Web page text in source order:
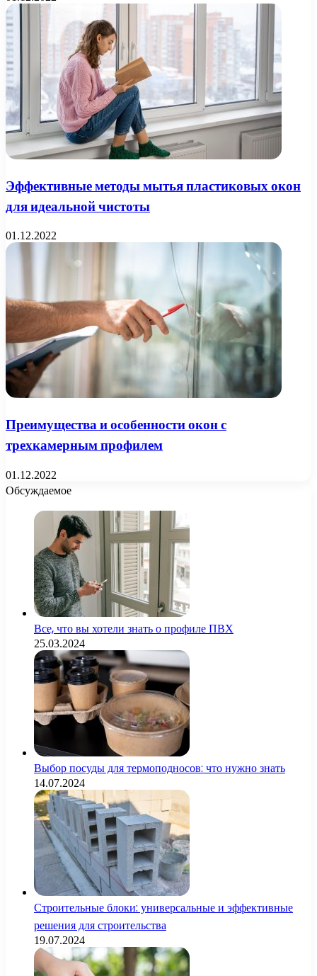
Эффективные методы мытья пластиковых окон
для идеальной чистоты
01.12.2022
Преимущества и особенности окон с
трехкамерным профилем
01.12.2022
Обсуждаемое
Все, что вы хотели знать о профиле ПВХ
25.03.2024
Выбор посуды для термоподносов: что нужно знать
14.07.2024
Строительные блоки: универсальные и эффективные
решения для строительства
19.07.2024